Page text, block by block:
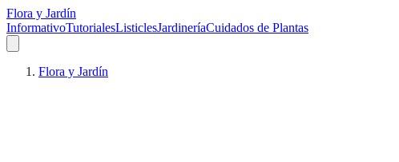
Flora y Jardín
InformativoTutorialesListiclesJardineríaCuidados de Plantas
Flora y Jardín